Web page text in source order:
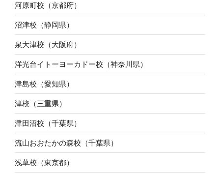
河原町校（京都府）
沼津校（静岡県）
泉大津校（大阪府）
洋光台イトーヨーカドー校（神奈川県）
津島校（愛知県）
津校（三重県）
津田沼校（千葉県）
流山おおたかの森校（千葉県）
浅草校（東京都）